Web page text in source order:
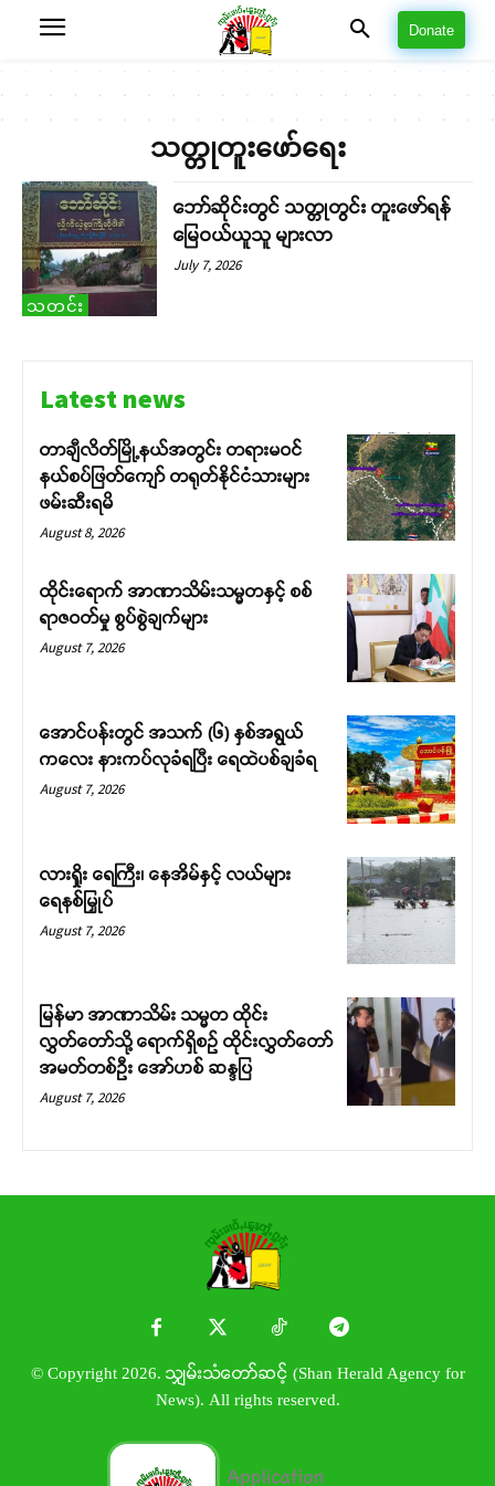
Donate
သတ္တုတူးဖော်ရေး
သတင်း
ဘော်ဆိုင်းတွင် သတ္တုတွင်း တူးဖော်ရန်
မြေဝယ်ယူသူ များလာ
July 7, 2026
Latest news
တာချီလိတ်မြို့နယ်အတွင်း တရားမဝင်
နယ်စပ်ဖြတ်ကျော် တရုတ်နိုင်ငံသားများ
ဖမ်းဆီးရမိ
August 8, 2026
ထိုင်းရောက် အာဏာသိမ်းသမ္မတနှင့် စစ်
ရာဇဝတ်မှု စွပ်စွဲချက်များ
August 7, 2026
အောင်ပန်းတွင် အသက် (၆) နှစ်အရွယ်
ကလေး နားကပ်လုခံရပြီး ရေထဲပစ်ချခံရ
August 7, 2026
လားရှိုး ရေကြီး၊ နေအိမ်နှင့် လယ်များ
ရေနစ်မြှုပ်
August 7, 2026
မြန်မာ အာဏာသိမ်း သမ္မတ ထိုင်း
လွှတ်တော်သို့ ရောက်ရှိစဉ် ထိုင်းလွှတ်တော်
အမတ်တစ်ဦး အော်ဟစ် ဆန္ဒပြ
August 7, 2026
© Copyright 2026. သျှမ်းသံတော်ဆင့် (Shan Herald Agency for
News). All rights reserved.